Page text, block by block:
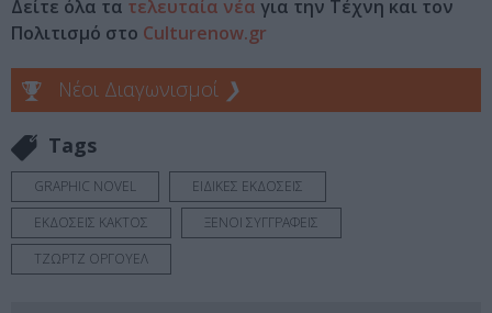
Δείτε όλα τα τελευταία νέα για την Τέχνη και τον
Πολιτισμό στο Culturenow.gr
Νέοι Διαγωνισμοί ❯
Tags
GRAPHIC NOVEL
ΕΙΔΙΚΕΣ ΕΚΔΟΣΕΙΣ
ΕΚΔΟΣΕΙΣ ΚΑΚΤΟΣ
ΞΕΝΟΙ ΣΥΓΓΡΑΦΕΙΣ
ΤΖΩΡΤΖ ΟΡΓΟΥΕΛ